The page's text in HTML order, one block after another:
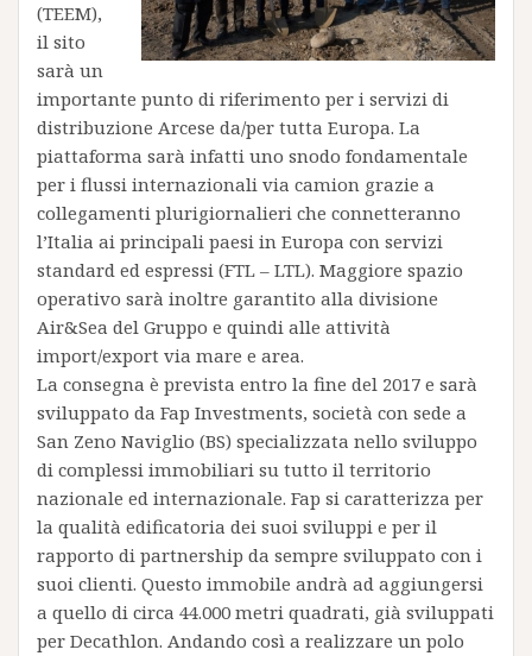
(TEEM),
il sito
sarà un
importante punto di riferimento per i servizi di
distribuzione Arcese da/per tutta Europa. La
piattaforma sarà infatti uno snodo fondamentale
per i flussi internazionali via camion grazie a
collegamenti plurigiornalieri che connetteranno
l’Italia ai principali paesi in Europa con servizi
standard ed espressi (FTL – LTL). Maggiore spazio
operativo sarà inoltre garantito alla divisione
Air&Sea del Gruppo e quindi alle attività
import/export via mare e area.
La consegna è prevista entro la fine del 2017 e sarà
sviluppato da Fap Investments, società con sede a
San Zeno Naviglio (BS) specializzata nello sviluppo
di complessi immobiliari su tutto il territorio
nazionale ed internazionale. Fap si caratterizza per
la qualità edificatoria dei suoi sviluppi e per il
rapporto di partnership da sempre sviluppato con i
suoi clienti. Questo immobile andrà ad aggiungersi
a quello di circa 44.000 metri quadrati, già sviluppati
per Decathlon. Andando così a realizzare un polo